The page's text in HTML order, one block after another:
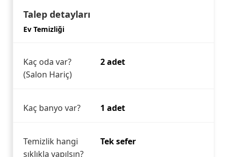
Talep detayları
Ev Temizliği
Kaç oda var?
(Salon Hariç)
2 adet
Kaç banyo var? 1 adet
Temizlik hangi
sıklıkla yapılsın?
Tek sefer